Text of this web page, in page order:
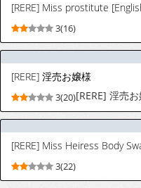
[RERE] Miss prostitute
3(16)
[RERE] 淫売お嬢様
3(20)[RERE] 淫売
[RERE] Miss Heiress Body
3(22)